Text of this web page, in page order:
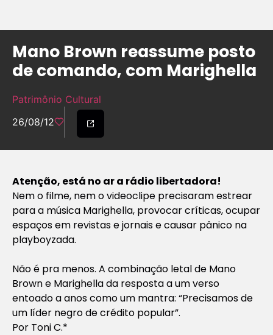
Mano Brown reassume posto
de comando, com Marighella
Patrimônio Cultural
26/08/12
Atenção, está no ar a rádio libertadora!
Nem o filme, nem o videoclipe precisaram estrear
para a música Marighella, provocar críticas, ocupar
espaços em revistas e jornais e causar pânico na
playboyzada.
Não é pra menos. A combinação letal de Mano
Brown e Marighella da resposta a um verso
entoado a anos como um mantra: “Precisamos de
um líder negro de crédito popular”.
Por Toni C.*